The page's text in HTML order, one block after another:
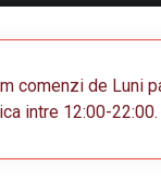
comenzi de Luni
intre 12:00-